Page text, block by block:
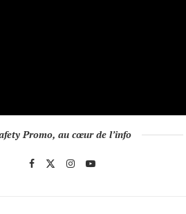
Promo, au cœur de l’info